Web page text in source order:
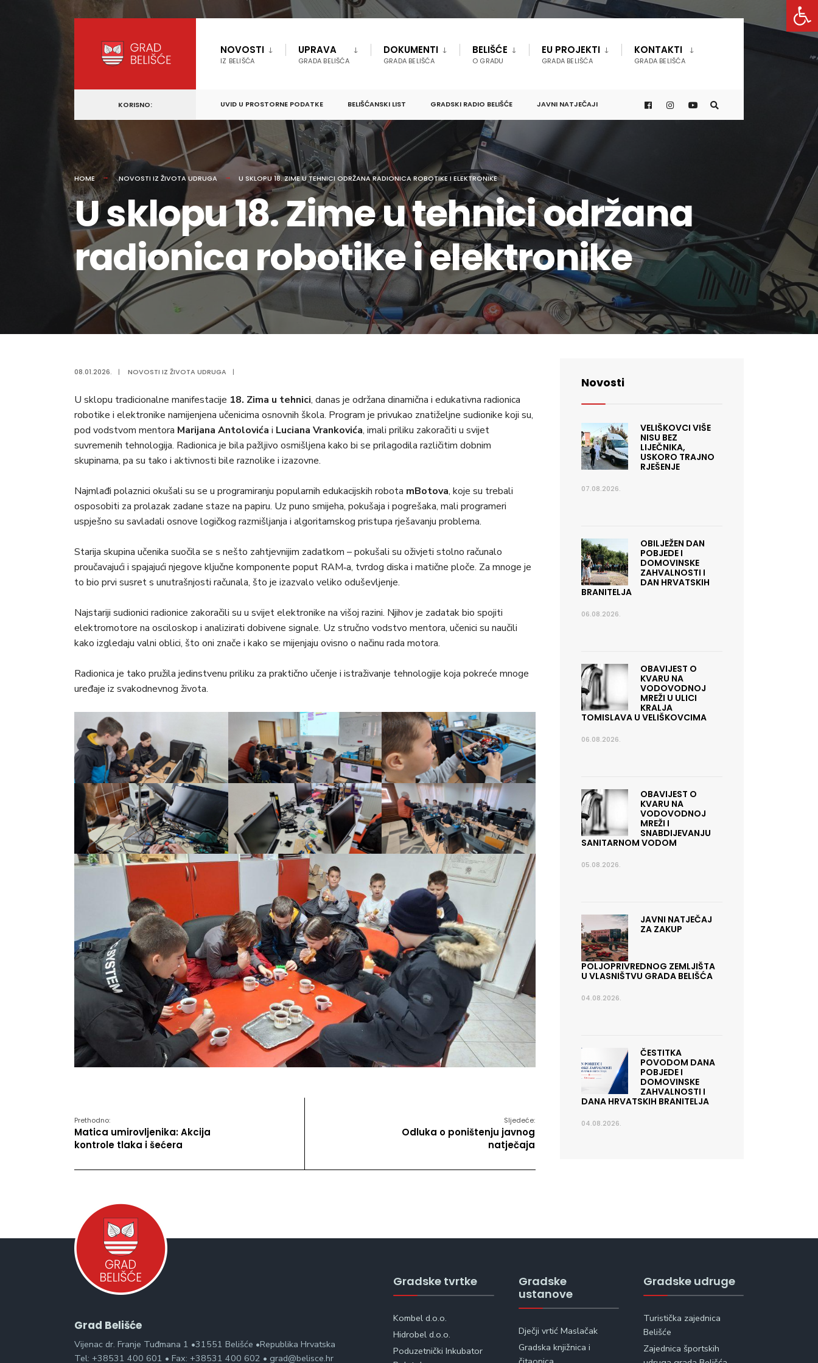
content
NOVOSTI
IZ BELIŠĆA
UPRAVA
GRADA BELIŠĆA
DOKUMENTI
GRADA BELIŠĆA
BELIŠĆE
O GRADU
EU PROJEKTI
GRADA BELIŠĆA
KONTAKTI
GRADA BELIŠĆA
KORISNO: UVID U PROSTORNE PODATKE BELIŠĆANSKI LIST GRADSKI RADIO BELIŠĆE JAVNI NATJEČAJI
HOME NOVOSTI IZ ŽIVOTA UDRUGA U SKLOPU 18. ZIME U TEHNICI ODRŽANA RADIONICA ROBOTIKE I ELEKTRONIKE
U sklopu 18. Zime u tehnici održana
radionica robotike i elektronike
08.01.2026. | NOVOSTI IZ ŽIVOTA UDRUGA |
U sklopu tradicionalne manifestacije 18. Zima u tehnici, danas je održana dinamična i edukativna radionica
robotike i elektronike namijenjena učenicima osnovnih škola. Program je privukao znatiželjne sudionike koji su,
pod vodstvom mentora Marijana Antolovića i Luciana Vrankovića, imali priliku zakoračiti u svijet
suvremenih tehnologija. Radionica je bila pažljivo osmišljena kako bi se prilagodila različitim dobnim
skupinama, pa su tako i aktivnosti bile raznolike i izazovne.
Najmlađi polaznici okušali su se u programiranju popularnih edukacijskih robota mBotova, koje su trebali
osposobiti za prolazak zadane staze na papiru. Uz puno smijeha, pokušaja i pogrešaka, mali programeri
uspješno su savladali osnove logičkog razmišljanja i algoritamskog pristupa rješavanju problema.
Starija skupina učenika suočila se s nešto zahtjevnijim zadatkom – pokušali su oživjeti stolno računalo
proučavajući i spajajući njegove ključne komponente poput RAM‑a, tvrdog diska i matične ploče. Za mnoge je
to bio prvi susret s unutrašnjosti računala, što je izazvalo veliko oduševljenje.
Najstariji sudionici radionice zakoračili su u svijet elektronike na višoj razini. Njihov je zadatak bio spojiti
elektromotore na osciloskop i analizirati dobivene signale. Uz stručno vodstvo mentora, učenici su naučili
kako izgledaju valni oblici, što oni znače i kako se mijenjaju ovisno o načinu rada motora.
Radionica je tako pružila jedinstvenu priliku za praktično učenje i istraživanje tehnologije koja pokreće mnoge
uređaje iz svakodnevnog života.
Prethodno:
Matica umirovljenika: Akcija
kontrole tlaka i šećera
Sljedeće:
Odluka o poništenju javnog
natječaja
Novosti
VELIŠKOVCI VIŠE
NISU BEZ
LIJEČNIKA,
USKORO TRAJNO
RJEŠENJE
07.08.2026.
OBILJEŽEN DAN
POBJEDE I
DOMOVINSKE
ZAHVALNOSTI I
DAN HRVATSKIH
BRANITELJA
06.08.2026.
OBAVIJEST O
KVARU NA
VODOVODNOJ
MREŽI U ULICI
KRALJA
TOMISLAVA U VELIŠKOVCIMA
06.08.2026.
OBAVIJEST O
KVARU NA
VODOVODNOJ
MREŽI I
SNABDIJEVANJU
SANITARNOM VODOM
05.08.2026.
JAVNI NATJEČAJ
ZA ZAKUP
POLJOPRIVREDNOG ZEMLJIŠTA
U VLASNIŠTVU GRADA BELIŠĆA
04.08.2026.
ČESTITKA
POVODOM DANA
POBJEDE I
DOMOVINSKE
ZAHVALNOSTI I
DANA HRVATSKIH BRANITELJA
04.08.2026.
Grad Belišće
Vijenac dr. Franje Tuđmana 1 •31551 Belišće •Republika Hrvatska
Tel: +38531 400 601 • Fax: +38531 400 602 • grad@belisce.hr
Gradske tvrtke
Kombel d.o.o.
Hidrobel d.o.o.
Poduzetnički Inkubator
Gradske
ustanove
Dječji vrtić Maslačak
Gradska knjižnica i
Gradske udruge
Turistička zajednica
Belišće
Zajednica športskih